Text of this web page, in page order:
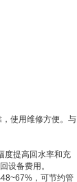
使用维修方便。与
度提高回水率和充
设备费用。
，可节约管